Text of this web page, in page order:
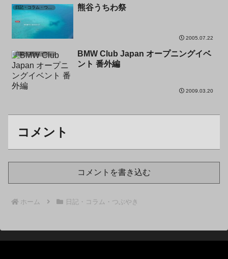
日記・コラム・つぶやき 熊谷うちわ祭
2005.07.22
日記・コラム・つぶやき
BMW Club Japan オープニングイベ
ント 番外編
2009.03.20
コメント
コメントを書き込む
ホーム 日記・コラム・つぶやき